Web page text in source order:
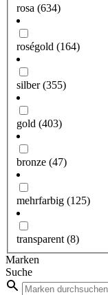
rosa (634)
roségold (164)
silber(355)
gold (403)
bronze (47)
mehrfarbig (125)
transparent (8)
Marken
Suche